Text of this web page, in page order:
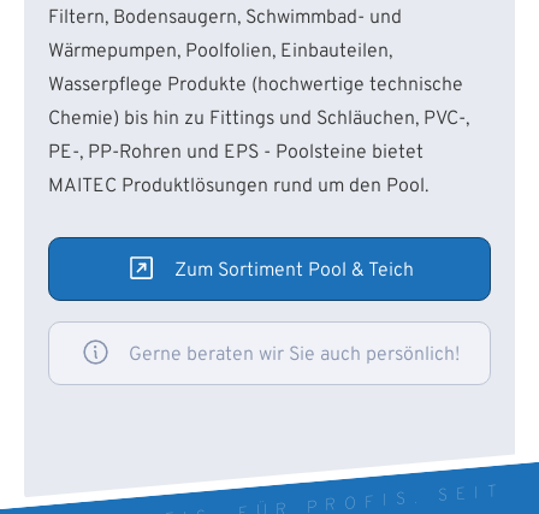
Filtern, Bodensaugern, Schwimmbad- und
Wärmepumpen, Poolfolien, Einbauteilen,
Wasserpflege Produkte (hochwertige technische
Chemie) bis hin zu Fittings und Schläuchen, PVC-,
PE-, PP-Rohren und EPS - Poolsteine bietet
MAITEC Produktlösungen rund um den Pool.
Zum Sortiment Pool & Teich
Gerne beraten wir Sie auch persönlich!